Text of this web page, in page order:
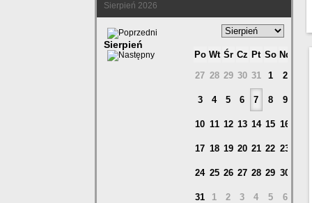
Sierpień 2026
Sierpień
Po Wt Śr Cz Pt So Nd
27 28 29 30 31 1 2
3 4 5 6 7 8 9
10 11 12 13 14 15 16
17 18 19 20 21 22 23
24 25 26 27 28 29 30
31 1 2 3 4 5 6